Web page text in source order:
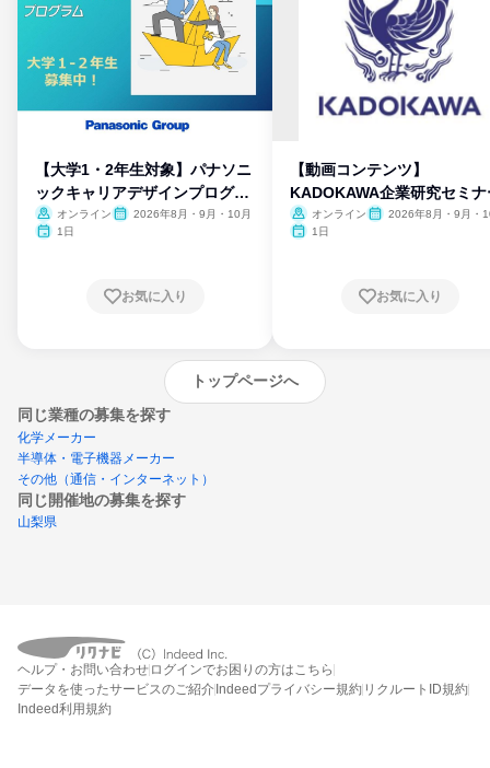
【大学1・2年生対象】パナソニ
ックキャリアデザインプログラ
ム
オンライン
2026年8月・9月・10月
1日
お気に入り
【動画コンテンツ】
KADOKAWA企業研究セミナ
オンライン
2026年8月・9月・
1日
お気に入り
トップページへ
同じ業種の募集を探す
化学メーカー
半導体・電子機器メーカー
その他（通信・インターネット）
同じ開催地の募集を探す
山梨県
締切：なし
ヘルプ・お問い合わせ ログインでお困りの方はこちら
データを使ったサービスのご紹介 Indeedプライバシー規約 リクルートID規約
Indeed利用規約